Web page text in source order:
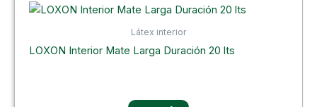
Látex interior
LOXON Interior Mate Larga Duración 20 lts